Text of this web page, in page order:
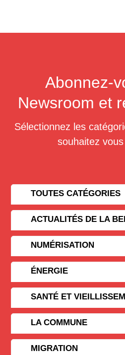
Abonnez-
Newsroom et
Sélectionnez les
souhaitez
TOUTES CATÉGORIES
ACTUALITÉS DE LA
NUMÉRISATION
ÉNERGIE
SANTÉ ET
LA COMMUNE
MIGRATION